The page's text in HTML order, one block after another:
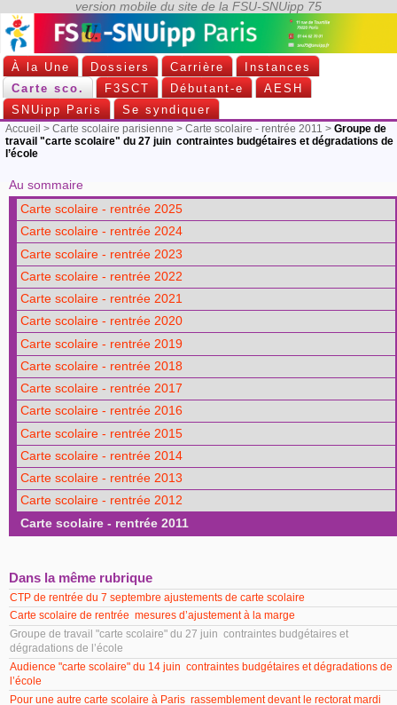
À la Une Dossiers Carrière
Instances
Carte sco.
F3SCT Débutant-e
AESH
SNUipp Paris
Se syndiquer
Accueil >Carte scolaire parisienne >Carte scolaire - rentrée 2011 >Groupe de
travail "carte scolaire" du 27 juin contraintes budgétaires et dégradations de
l’école
Au sommaire
Carte scolaire - rentrée 2025
Carte scolaire - rentrée 2024
Carte scolaire - rentrée 2023
Carte scolaire - rentrée 2022
Carte scolaire - rentrée 2021
Carte scolaire - rentrée 2020
Carte scolaire - rentrée 2019
Carte scolaire - rentrée 2018
Carte scolaire - rentrée 2017
Carte scolaire - rentrée 2016
Carte scolaire - rentrée 2015
Carte scolaire - rentrée 2014
Carte scolaire - rentrée 2013
Carte scolaire - rentrée 2012
Carte scolaire - rentrée 2011
Dans la même rubrique
CTP de rentrée du 7 septembre ajustements de carte scolaire
Carte scolaire de rentrée mesures d’ajustement à la marge
Groupe de travail "carte scolaire" du 27 juin contraintes budgétaires et
dégradations de l’école
Audience "carte scolaire" du 14 juin contraintes budgétaires et dégradations de
l’école
Pour une autre carte scolaire à Paris rassemblement devant le rectorat mardi